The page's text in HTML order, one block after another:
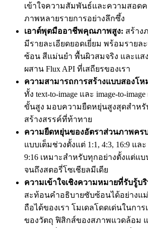
เข้าใจความสัมพันธ์และความสอด
ภาพหลายรายการอย่างลึกซึ้ง
เอาต์พุตมืออาชีพคุณภาพสูง: สร้าง
มีรายละเอียดยอดเยี่ยม พร้อมรายล
ซ้อน สีแม่นยำ พื้นผิวสมจริง และแ
ผสาน Flux API ที่เสถียรของเรา
ความสามารถการสร้างแบบสองโห
ทั้ง text-to-image และ image-to-
ขั้นสูง มอบความยืดหยุ่นสูงสุดสำหรั
สร้างสรรค์ที่ท้าทาย
ความยืดหยุ่นของอัตราส่วนภาพคร
แบบเต็มช่วงตั้งแต่ 1:1, 4:3, 16:9 แล
9:16 เหมาะสำหรับทุกอย่างตั้งแต่แ
จนถึงสตอรี่โซเชียลมีเดีย
ความเข้าใจเชิงความหมายที่รับรู้บ
สะท้อนคำอธิบายซับซ้อนได้อย่างแ
ถือได้ของเรา โมเดลโดดเด่นในกา
ของวัตถุ ฟิสิกส์ของสภาพแวดล้อม